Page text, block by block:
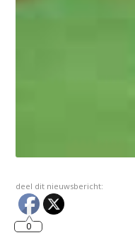
deel dit nieuwsbericht:
0